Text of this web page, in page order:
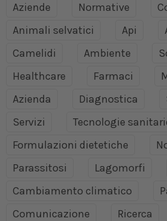
Aziende
Normative
Animali selvatici
Api
Camelidi
Ambiente
Healthcare
Farmaci
Azienda
Diagnostica
Servizi
Tecnologie
Formulazioni dietetiche
Parassitosi
Lagomorfi
Cambiamento climatico
Comunicazione
Ricerca